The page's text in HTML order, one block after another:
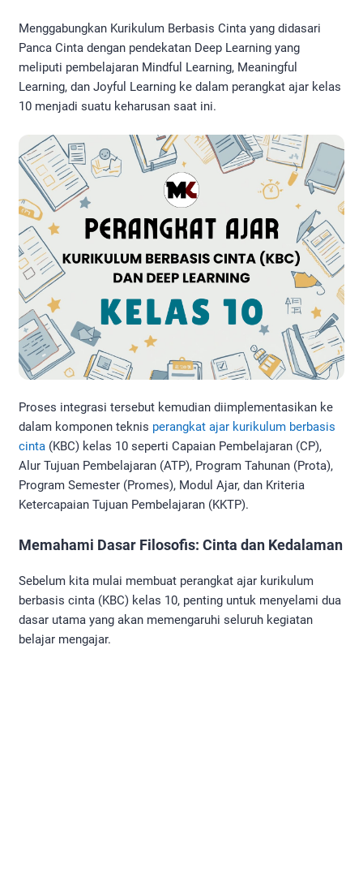
Menggabungkan Kurikulum Berbasis Cinta yang didasari
Panca Cinta dengan pendekatan Deep Learning yang
meliputi pembelajaran Mindful Learning, Meaningful
Learning, dan Joyful Learning ke dalam perangkat ajar kelas
10 menjadi suatu keharusan saat ini.
Proses integrasi tersebut kemudian diimplementasikan ke
dalam komponen teknis perangkat ajar kurikulum berbasis
cinta (KBC) kelas 10 seperti Capaian Pembelajaran (CP),
Alur Tujuan Pembelajaran (ATP), Program Tahunan (Prota),
Program Semester (Promes), Modul Ajar, dan Kriteria
Ketercapaian Tujuan Pembelajaran (KKTP).
Memahami Dasar Filosofis: Cinta dan Kedalaman
Sebelum kita mulai membuat perangkat ajar kurikulum
berbasis cinta (KBC) kelas 10, penting untuk menyelami dua
dasar utama yang akan memengaruhi seluruh kegiatan
belajar mengajar.